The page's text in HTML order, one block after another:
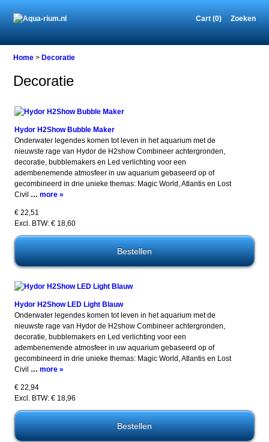
Cart (0) Zoeken
Home >Decoratie
Decoratie
Hydor H2Show Bubble Maker
Onderwater legendes komen tot leven in het aquarium met de
nieuwste rage van Hydor de H2show Combineer achtergronden,
decoratie, bubblemakers en Led verlichting voor een
adembenemende atmosfeer in uw aquarium gebaseerd op of
gecombineerd in drie unieke themas: Magic World, Atlantis en Lost
Civil … more »
€ 22,51
Excl. BTW: € 18,60
Hydor H2Show LED Light Blauw
Onderwater legendes komen tot leven in het aquarium met de
nieuwste rage van Hydor de H2show Combineer achtergronden,
decoratie, bubblemakers en Led verlichting voor een
adembenemende atmosfeer in uw aquarium gebaseerd op of
gecombineerd in drie unieke themas: Magic World, Atlantis en Lost
Civil … more »
€ 22,94
Excl. BTW: € 18,96